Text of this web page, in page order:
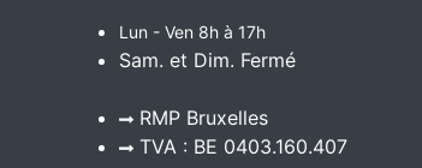
Lun - Ven 8h à 17h
Sam. et Dim. Fermé
RMP Bruxelles
TVA : BE 0403.160.407